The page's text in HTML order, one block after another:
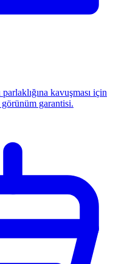
kavuşması için
garantisi.